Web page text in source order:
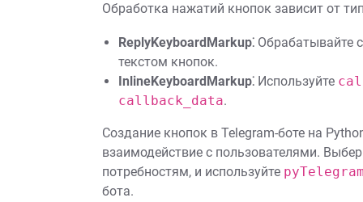
Обработка нажатий кнопок зависит от
ReplyKeyboardMarkup⁚ Обрабатывайте
текстом кнопок.
InlineKeyboardMarkup⁚ Используйте
callback_data.
Создание кнопок в Telegram-боте на
взаимодействие с пользователями.
потребностям, и используйте
бота.